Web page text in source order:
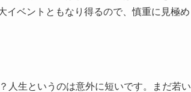
イベントともなり得るので、慎重に見極め
人生というのは意外に短いです。まだ若い